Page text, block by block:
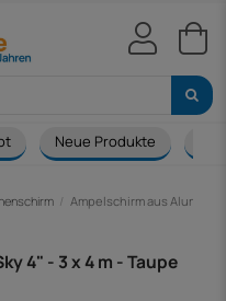
Neue Produkte
Ampelschirm aus
4" - 3 x 4 m - Taupe